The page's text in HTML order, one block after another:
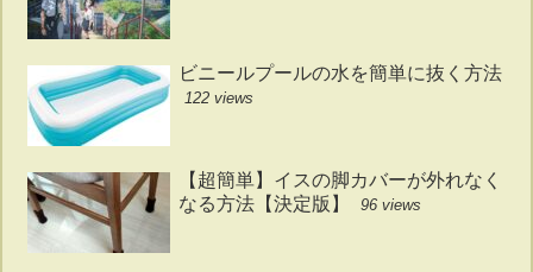
ビニールプールの水を簡単に抜く方法
122 views
【超簡単】イスの脚カバーが外れなく
なる方法【決定版】
96 views